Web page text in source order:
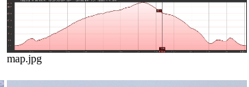
map.jpg